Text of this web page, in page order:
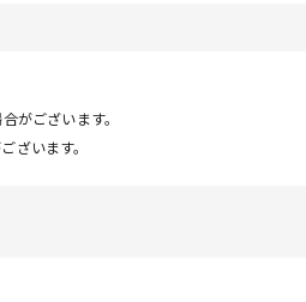
がございます。
ざいます。